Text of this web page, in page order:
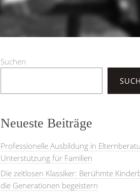
Suchen
Neueste Beiträge
Professionelle Ausbildung in
Unterstützung für Familien
Die zeitlosen Klassiker: Berühmte
die Generationen begeistern